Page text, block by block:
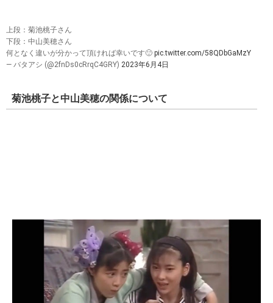
上段：菊池桃子さん
下段：中山美穂さん
何となく違いが分かって頂ければ幸いです🙂 pic.twitter.com/58QDbGaMzY
— バタアシ (@2fnDs0cRrqC4GRY) 2023年6月4日
菊池桃子と中山美穂の関係について